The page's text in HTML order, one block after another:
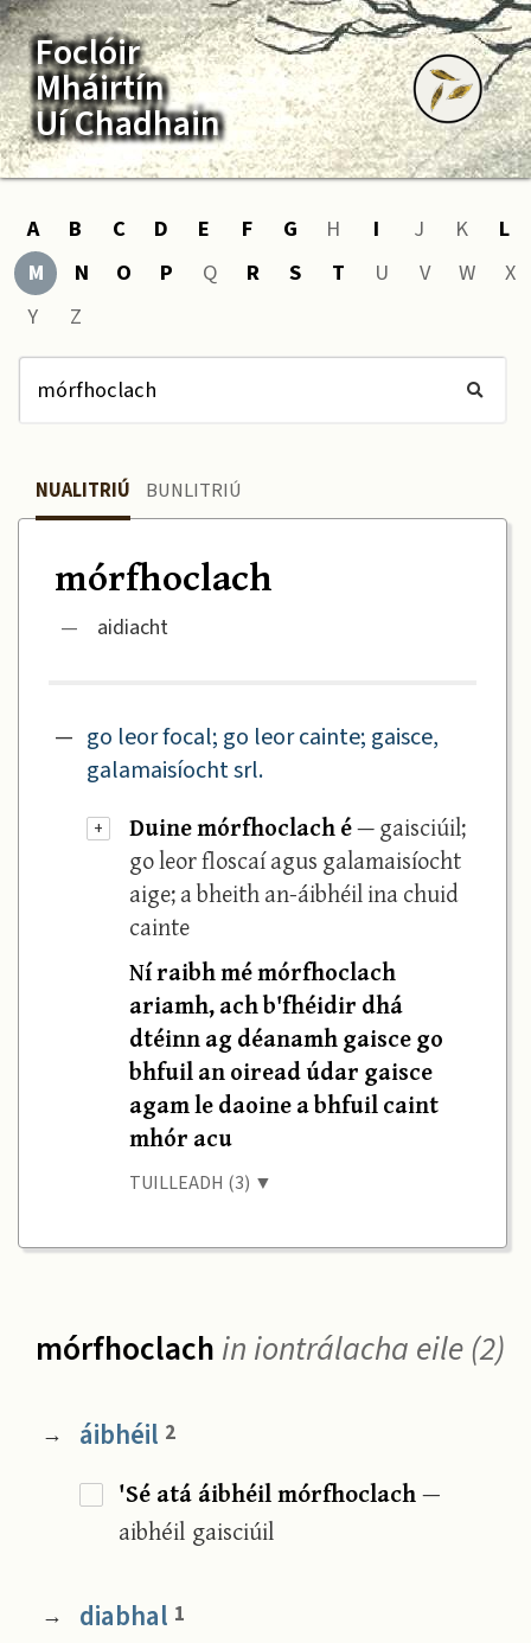
Foclóir
Mháirtín
Uí Chadhain
A B C D E F G H I J K
L
M
N O P Q R S T U V W
X
Y
Z
NUALITRIÚ BUNLITRIÚ
mórfhoclach
— aidiacht
— go leor focal; go leor cainte; gaisce,
galamaisíocht srl.
+ Duine mórfhoclach é— gaisciúil;
go leor floscaí agus galamaisíocht
aige; a bheith an-áibhéil ina chuid
cainte
Ní raibh mé mórfhoclach
ariamh, ach b'fhéidir dhá
dtéinn ag déanamh gaisce go
bhfuil an oiread údar gaisce
agam le daoine a bhfuil caint
mhór acu
TUILLEADH (3) ▼
mórfhoclach in iontrálacha eile (2)
→ áibhéil 2
'Sé atá áibhéil mórfhoclach—
aibhéil gaisciúil
→ diabhal 1